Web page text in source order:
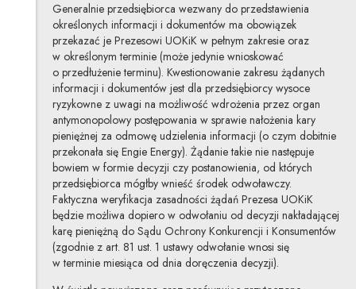
Generalnie przedsiębiorca wezwany do przedstawienia
określonych informacji i dokumentów ma obowiązek
przekazać je Prezesowi UOKiK w pełnym zakresie oraz
w określonym terminie (może jedynie wnioskować
o przedłużenie terminu). Kwestionowanie zakresu żądanych
informacji i dokumentów jest dla przedsiębiorcy wysoce
ryzykowne z uwagi na możliwość wdrożenia przez organ
antymonopolowy postępowania w sprawie nałożenia kary
pieniężnej za odmowę udzielenia informacji (o czym dobitnie
przekonała się Engie Energy). Żądanie takie nie następuje
bowiem w formie decyzji czy postanowienia, od których
przedsiębiorca mógłby wnieść środek odwoławczy.
Faktyczna weryfikacja zasadności żądań Prezesa UOKiK
będzie możliwa dopiero w odwołaniu od decyzji nakładającej
karę pieniężną do Sądu Ochrony Konkurencji i Konsumentów
(zgodnie z art. 81 ust. 1 ustawy odwołanie wnosi się
w terminie miesiąca od dnia doręczenia decyzji).